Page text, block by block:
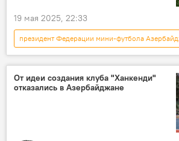
19 мая 2025, 22:33
Спорт
Азербайджан
Футбол
Сборная Азербайджана по футболу
Мини-футбол
Чемпионат мира
От идеи создания клуба "Ханкенди"
отказались в Азербайджане